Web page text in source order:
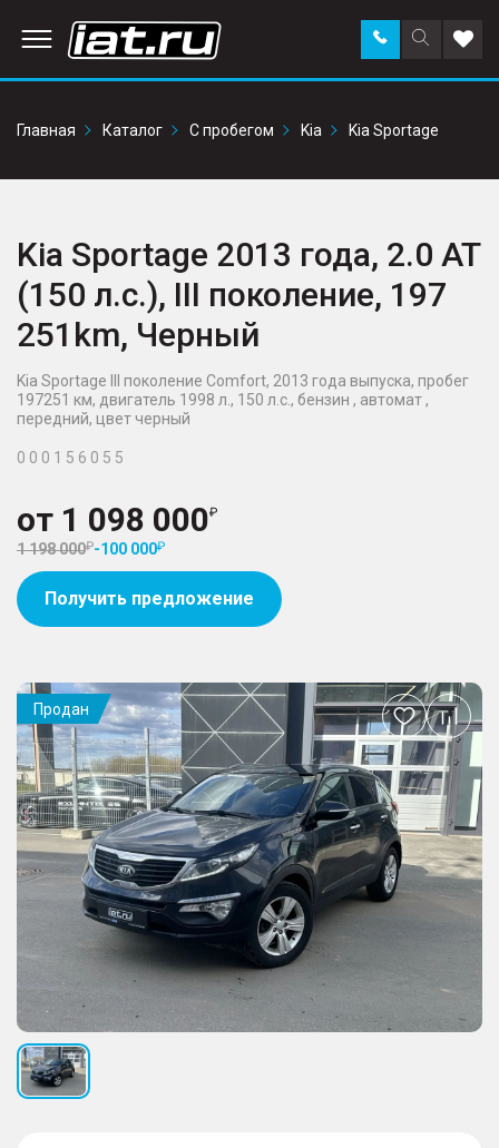
Поиск
по
Заказать
звонок в
Главная
Каталог С пробегом Kia Kia Sportage
Kia Sportage 2013 года, 2.0 AT
(150 л.с.), III поколение, 197
251km, Черный
Kia Sportage III поколение Comfort, 2013 года выпуска, пробег
197251 км, двигатель 1998 л., 150 л.с., бензин , автомат ,
передний, цвет черный
0 0 0 1 5 6 0 5 5
от 1 098 000
1 198 000 -100 000
Получить предложение
Продан
Добавить
в
избранное